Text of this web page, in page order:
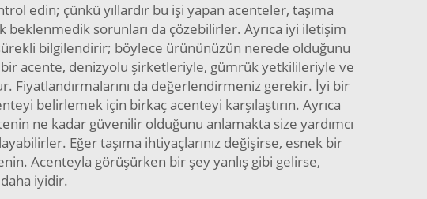
edin; çünkü yıllardır bu işi yapan acenteler, taşıma
beklenmedik sorunları da çözebilirler. Ayrıca iyi iletişim
bilgilendirir; böylece ürününüzün nerede olduğunu
bir acente, denizyolu şirketleriyle, gümrük yetkilileriyle ve
Fiyatlandırmalarını da değerlendirmeniz gerekir. İyi bir
belirlemek için birkaç acenteyi karşılaştırın. Ayrıca
ne kadar güvenilir olduğunu anlamakta size yardımcı
Eğer taşıma ihtiyaçlarınız değişirse, esnek bir
Acenteyla görüşürken bir şey yanlış gibi gelirse,
iyidir.